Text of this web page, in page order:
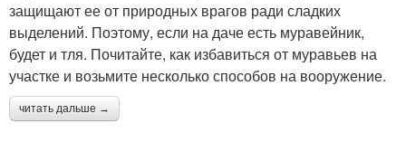
защищают ее от природных врагов ради сладких
выделений. Поэтому, если на даче есть муравейник,
будет и тля. Почитайте, как избавиться от муравьев на
участке и возьмите несколько способов на вооружение.
читать дальше →